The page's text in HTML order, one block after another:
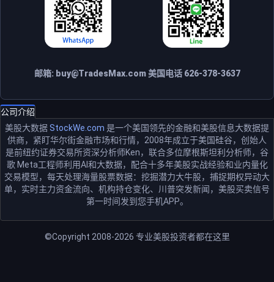
邮箱: buy@TradesMax.com美国电话 626-378-3637
公司介绍
美股大数据StockWe.com 是一个美国领先的金融和美股信息大数据提
供商，紧盯华尔街金融市场和行情，2008年成立于美国硅谷，创始人
是前纽约证券交易所资深分析师Ken，联合多位摩根斯坦利分析师，谷
歌 Meta工程师利用AI和大数据，配合十多年美股实战经验和业内量化
交易模型，每天处理海量股票数据：挖掘潜力大牛股，捕捉期权异动大
单，实时主力资金流向、机构持仓变化、川普突发新闻，美股买卖信号
第一时间发到您手机APP。
©Copyright 2008-2026 专业美股投资者都在这里